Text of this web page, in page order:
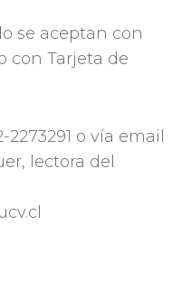
se aceptan con
con Tarjeta de
o vía email
lectora del